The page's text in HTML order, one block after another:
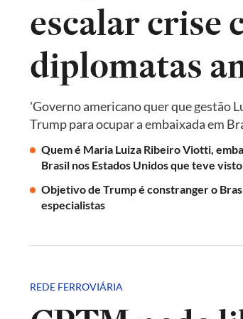
escalar crise
diplomatas
'Governo americano quer que gestão
Trump para ocupar a embaixada em
Quem é Maria Luiza Ribeiro Viotti,
Brasil nos Estados Unidos que teve
Objetivo de Trump é constranger o
especialistas
REDE FERROVIÁRIA